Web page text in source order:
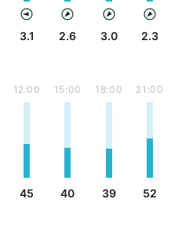
3.1 2.6 3.0 2.3
12:00
45
15:00
40
18:00
39
21:00
52